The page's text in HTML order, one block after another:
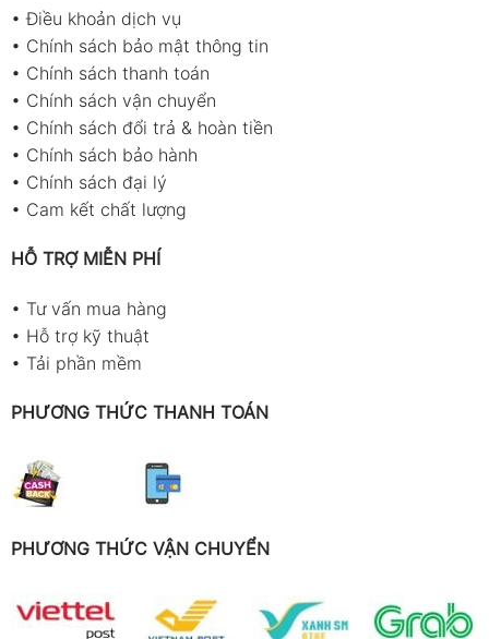
•Điều khoản dịch vụ
• Chính sách bảo mật thông tin
• Chính sách thanh toán
• Chính sách vận chuyển
• Chính sách đổi trả & hoàn tiền
• Chính sách bảo hành
• Chính sách đại lý
• Cam kết chất lượng
HỖ TRỢ MIỄN PHÍ
• Tư vấn mua hàng
• Hỗ trợ kỹ thuật
• Tải phần mềm
PHƯƠNG THỨC THANH TOÁN
PHƯƠNG THỨC VẬN CHUYỂN